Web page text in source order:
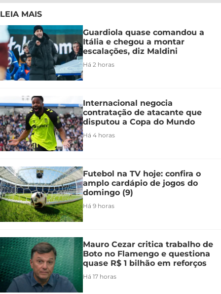
LEIA MAIS
Guardiola quase comandou a
Itália e chegou a montar
escalações, diz Maldini
Há 2 horas
Internacional negocia
contratação de atacante que
disputou a Copa do Mundo
Há 4 horas
Futebol na TV hoje: confira o
amplo cardápio de jogos do
domingo (9)
Há 9 horas
Mauro Cezar critica trabalho de
Boto no Flamengo e questiona
quase R$ 1 bilhão em reforços
Há 17 horas